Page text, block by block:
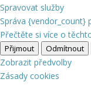
Spravovat služby
Správa {vendor_count}
Přečtěte si více o
Přijmout Odmítnout
Zobrazit předvolby
Zásady cookies